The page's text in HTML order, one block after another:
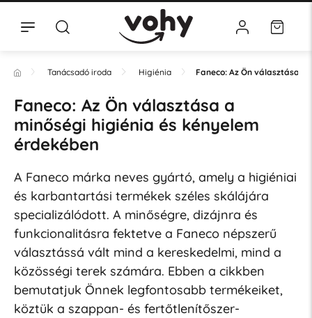
Tanácsadó iroda Higiénia Faneco: Az Ön választása
Faneco: Az Ön választása a
minőségi higiénia és kényelem
érdekében
A Faneco márka neves gyártó, amely a higiéniai
és karbantartási termékek széles skálájára
specializálódott. A minőségre, dizájnra és
funkcionalitásra fektetve a Faneco népszerű
választássá vált mind a kereskedelmi, mind a
közösségi terek számára. Ebben a cikkben
bemutatjuk Önnek legfontosabb termékeiket,
köztük a szappan- és fertőtlenítőszer-